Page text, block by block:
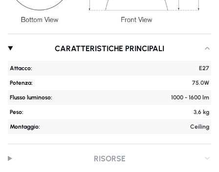
CARATTERISTICHE PRINCIPALI
Attacco: E27
Potenza: 75.0W
Flusso luminoso: 1000 - 1600 lm
Peso: 3,6 kg
Montaggio: Ceiling
RISORSE